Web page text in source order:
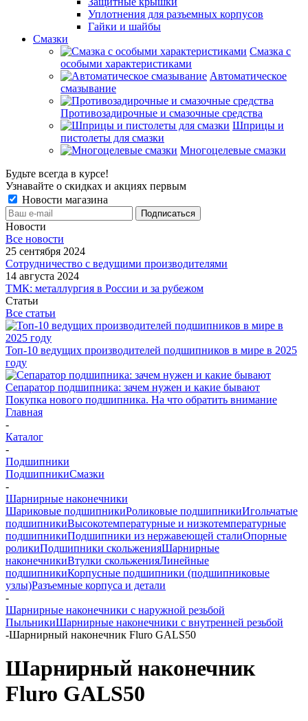
Уплотнения для разъемных корпусов
Гайки и шайбы
Смазки
Смазка с
особыми характеристиками
Автоматическое
смазывание
Противозадирочные и смазочные средства
Шприцы и
пистолеты для смазки
Многоцелевые смазки
Будьте всегда в курсе!
Узнавайте о скидках и акциях первым
Новости магазина
Новости
Все новости
25 сентября 2024
Сотрудничество с ведущими производителями
14 августа 2024
ТМК: металлургия в России и за рубежом
Статьи
Все статьи
Топ-10 ведущих производителей подшипников в мире в 2025
году
Сепаратор подшипника: зачем нужен и какие бывают
Покупка нового подшипника. На что обратить внимание
Главная
-
Каталог
-
Подшипники
ПодшипникиСмазки
-
Шарнирные наконечники
Шариковые подшипникиРоликовые подшипникиИгольчатые
подшипникиВысокотемпературные и низкотемпературные
подшипникиПодшипники из нержавеющей сталиОпорные
роликиПодшипники скольженияШарнирные
наконечникиВтулки скольженияЛинейные
подшипникиКорпусные подшипники (подшипниковые
узлы)Разъемные корпуса и детали
-
Шарнирные наконечники с наружной резьбой
ПыльникиШарнирные наконечники с внутренней резьбой
-Шарнирный наконечник Fluro GALS50
Шарнирный наконечник
Fluro GALS50